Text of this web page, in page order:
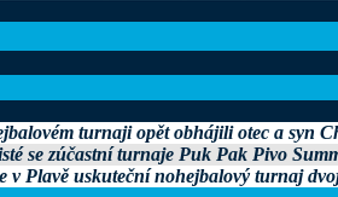
turnaji opět obhájili otec a syn
se zúčastní turnaje Puk Pak Pivo
v Plavě uskuteční nohejbalový turnaj